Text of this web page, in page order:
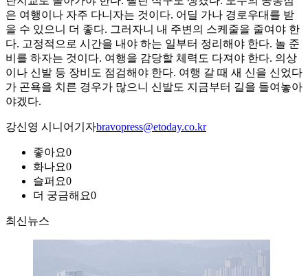
은 여행이나 자주 다니자는 것이다. 어딜 가나 경로우대를 받
을 수 있으니 더 좋다. 그러자니 내 주변의 스케줄을 줄여야 한
다. 고정적으로 시간을 내야 하는 일부터 정리해야 한다. 놀 준
비를 하자는 것이다. 여행을 감당할 체력도 다져야 한다. 의상
이나 신발 등 장비도 점검해야 한다. 여행 갈 때 새 신을 신었다
가 곤욕을 치른 경우가 많으니 신발도 지금부터 길을 들여놓아
야겠다.
강신영 시니어기자bravopress@etoday.co.kr
좋아요0
화나요0
슬퍼요0
더 궁금해요0
최신뉴스